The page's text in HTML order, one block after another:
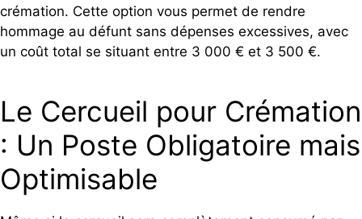
crémation. Cette option vous permet de rendre
hommage au défunt sans dépenses excessives, avec
un coût total se situant entre 3 000 € et 3 500 €.
Le Cercueil pour Crémation
: Un Poste Obligatoire mais
Optimisable